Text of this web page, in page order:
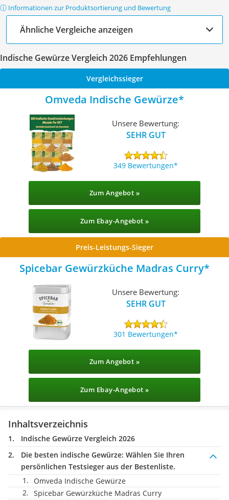
ⓘ Informationen zur Produktsortierung und Bewertung
Ähnliche Vergleiche anzeigen
Indische Gewürze Vergleich 2026 Empfehlungen
Vergleichssieger
Omveda Indische Gewürze
Unsere Bewertung:
SEHR GUT
349 Bewertungen
Zum Angebot »
Zum Ebay-Angebot »
Preis-Leistungs-Sieger
Spicebar Gewürzküche Madras Curry
Unsere Bewertung:
SEHR GUT
301 Bewertungen
Zum Angebot »
Zum Ebay-Angebot »
Inhaltsverzeichnis
Indische Gewürze Vergleich 2026
Die besten indische Gewürze: Wählen Sie Ihren
persönlichen Testsieger aus der Bestenliste.
Omveda Indische Gewürze
Spicebar Gewürzküche Madras Curry